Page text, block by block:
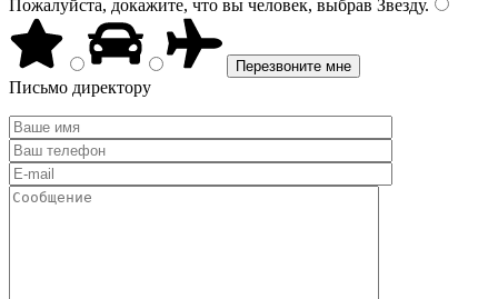
Пожалуйста, докажите, что вы человек, выбрав Звезду.
Письмо директору